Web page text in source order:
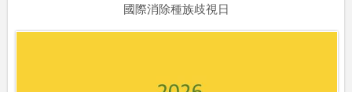
國際消除種族歧視日